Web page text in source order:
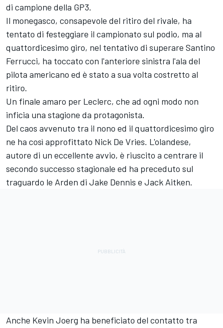
di campione della GP3.
Il monegasco, consapevole del ritiro del rivale, ha
tentato di festeggiare il campionato sul podio, ma al
quattordicesimo giro, nel tentativo di superare Santino
Ferrucci, ha toccato con l'anteriore sinistra l'ala del
pilota americano ed è stato a sua volta costretto al
ritiro.
Un finale amaro per Leclerc, che ad ogni modo non
inficia una stagione da protagonista.
Del caos avvenuto tra il nono ed il quattordicesimo giro
ne ha così approfittato Nick De Vries. L'olandese,
autore di un eccellente avvio, è riuscito a centrare il
secondo successo stagionale ed ha preceduto sul
traguardo le Arden di Jake Dennis e Jack Aitken.
Anche Kevin Joerg ha beneficiato del contatto tra